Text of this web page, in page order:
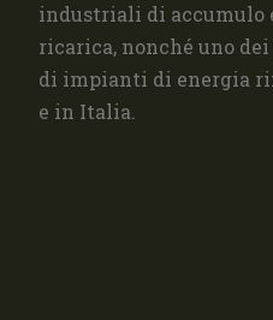
industriali di
ricarica, nonché uno
di impianti di energia
e in Italia.